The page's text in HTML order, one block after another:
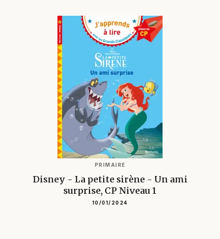
PRIMAIRE
Disney - La petite sirène - Un ami
surprise, CP Niveau 1
10/01/2024